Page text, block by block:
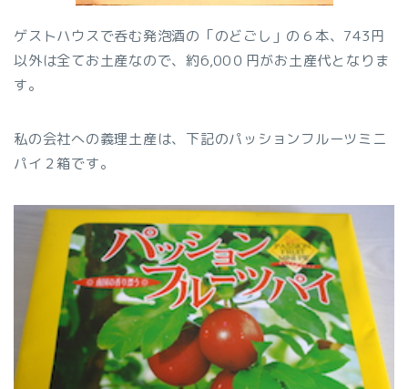
ゲストハウスで呑む発泡酒の「のどごし」の６本、743円
以外は全てお土産なので、約6,00０円がお土産代となりま
す。
私の会社への義理土産は、下記のパッションフルーツミニ
パイ２箱です。